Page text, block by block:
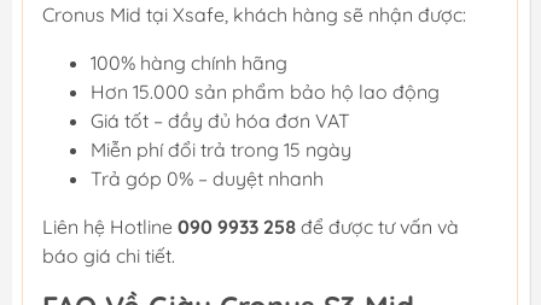
Cronus Mid tại Xsafe, khách hàng sẽ nhận được:
100% hàng chính hãng
Hơn 15.000 sản phẩm bảo hộ lao động
Giá tốt – đầy đủ hóa đơn VAT
Miễn phí đổi trả trong 15 ngày
Trả góp 0% – duyệt nhanh
Liên hệ Hotline 090 9933 258 để được tư vấn và
báo giá chi tiết.